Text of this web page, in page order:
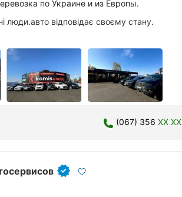
по Украине и из Европы.
відповідає своєму стану.
(067) 356 XX XX